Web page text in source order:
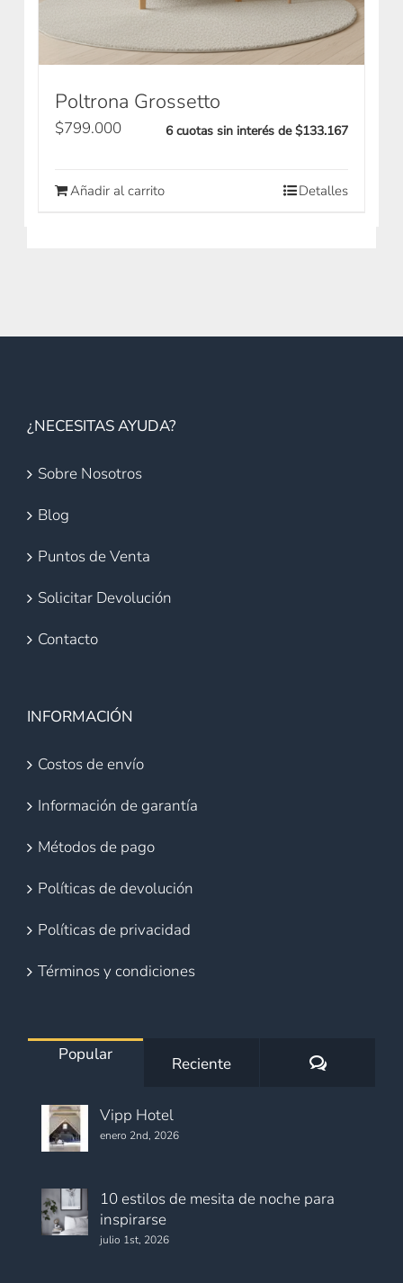
Poltrona Grossetto
$799.000 6 cuotas sin interés de $133.167
Añadir al carrito Detalles
¿NECESITAS AYUDA?
Sobre Nosotros
Blog
Puntos de Venta
Solicitar Devolución
Contacto
INFORMACIÓN
Costos de envío
Información de garantía
Métodos de pago
Políticas de devolución
Políticas de privacidad
Términos y condiciones
Popular Reciente
Vipp Hotel
enero 2nd, 2026
10 estilos de mesita de noche para
inspirarse
julio 1st, 2026